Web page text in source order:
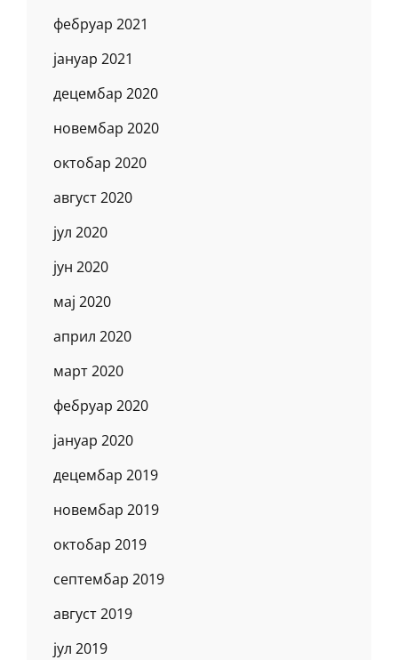
фебруар 2021
јануар 2021
децембар 2020
новембар 2020
октобар 2020
август 2020
јул 2020
јун 2020
мај 2020
април 2020
март 2020
фебруар 2020
јануар 2020
децембар 2019
новембар 2019
октобар 2019
септембар 2019
август 2019
јул 2019